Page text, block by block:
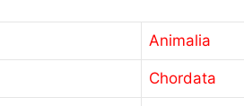
Animalia
Chordata